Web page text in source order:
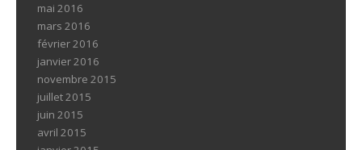
mai 2016
mars 2016
février 2016
janvier 2016
novembre 2015
juillet 2015
juin 2015
avril 2015